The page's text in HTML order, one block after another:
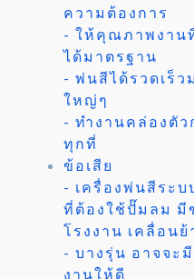
ความต้องการ
- ให้คุณภาพงาน
ได้มาตรฐาน
- พ่นสีได้รวดเร็ว
ใหญ่ๆ
- ทำงานคล่องตั
ทุกที่
ข้อเสีย
- เครื่องพ่นสีระบ
ที่ต้องใช้ปั๊มลม มี
โรงงาน เคลื่อนย้
- บางรุ่น อาจจะ
งานให้ดี